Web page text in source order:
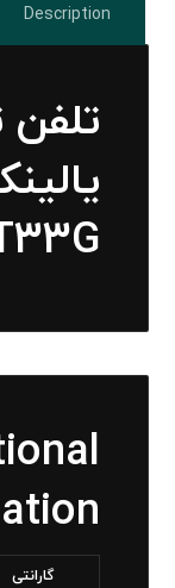
Description
گارانتی